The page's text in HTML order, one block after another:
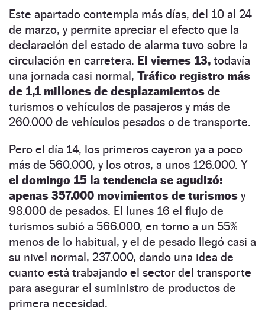
Este apartado contempla más días, del 10 al 24
de marzo, y permite apreciar el efecto que la
declaración del estado de alarma tuvo sobre la
circulación en carretera. El viernes 13, todavía
una jornada casi normal, Tráfico registro más
de 1,1 millones de desplazamientos de
turismos o vehículos de pasajeros y más de
260.000 de vehículos pesados o de transporte.
Pero el día 14, los primeros cayeron ya a poco
más de 560.000, y los otros, a unos 126.000. Y
el domingo 15 la tendencia se agudizó:
apenas 357.000 movimientos de turismos y
98.000 de pesados. El lunes 16 el flujo de
turismos subió a 566.000, en torno a un 55%
menos de lo habitual, y el de pesado llegó casi a
su nivel normal, 237.000, dando una idea de
cuanto está trabajando el sector del transporte
para asegurar el suministro de productos de
primera necesidad.